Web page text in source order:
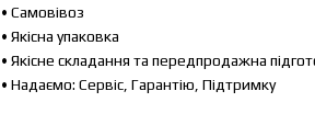
• Самовівоз
• Якісна упаковка
• Якісне складання та передпродажна
• Надаємо: Сервіс, Гарантію, Підтримку